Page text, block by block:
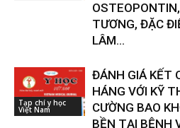
TƯƠNG, ĐẶC
LÂM...
Tạp chí y học
Việt Nam
ĐÁNH GIÁ KẾT
HÁNG VỚI KỸ
CƯỜNG BAO
BỀN TẠI BỆNH